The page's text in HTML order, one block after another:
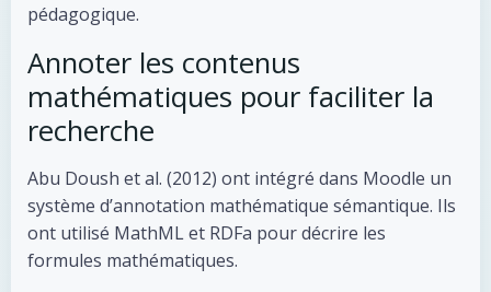
pédagogique.
Annoter les contenus
mathématiques pour faciliter la
recherche
Abu Doush et al. (2012) ont intégré dans Moodle un
système d’annotation mathématique sémantique. Ils
ont utilisé MathML et RDFa pour décrire les
formules mathématiques.